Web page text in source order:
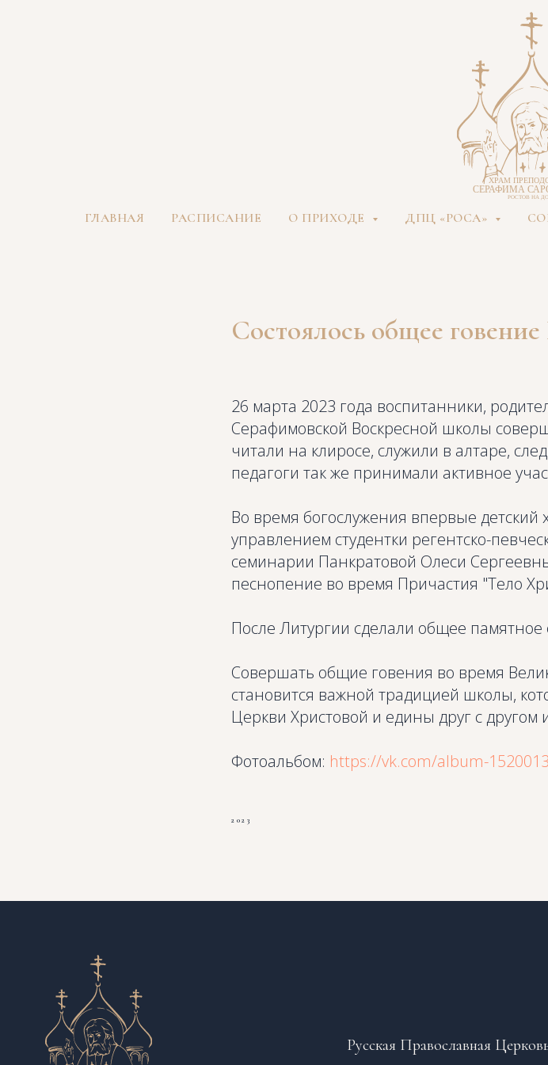
ГЛАВНАЯ РАСПИСАНИЕ О ПРИХОДЕ ДПЦ «РОСА»
Состоялось общее
26 марта 2023 года воспитанники,
Серафимовской Воскресной школы
читали на клиросе, служили в алтаре,
педагоги так же принимали активное
Во время богослужения впервые
управлением студентки регентско-
семинарии Панкратовой Олеси
песнопение во время Причастия "Тело
После Литургии сделали общее памятное
Совершать общие говения во время
становится важной традицией школы,
Церкви Христовой и едины друг с другом
Фотоальбом: https://vk.com/album-
2023
Русская Православная